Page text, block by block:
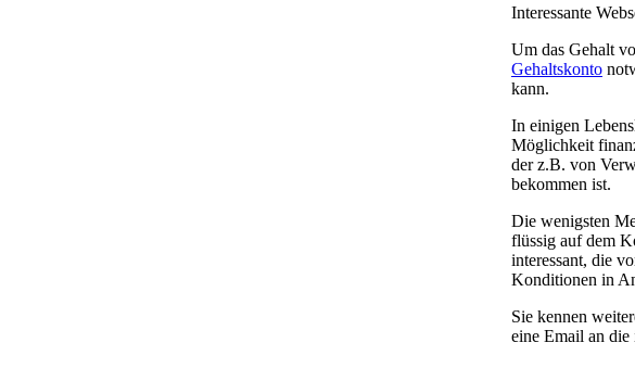
Interessante
Um das Gehalt
Gehaltskonto
kann.
In einigen
Möglichkeit
der z.B. von
bekommen ist.
Die wenigsten
flüssig auf dem
interessant, die
Konditionen in
Sie kennen
eine Email an die